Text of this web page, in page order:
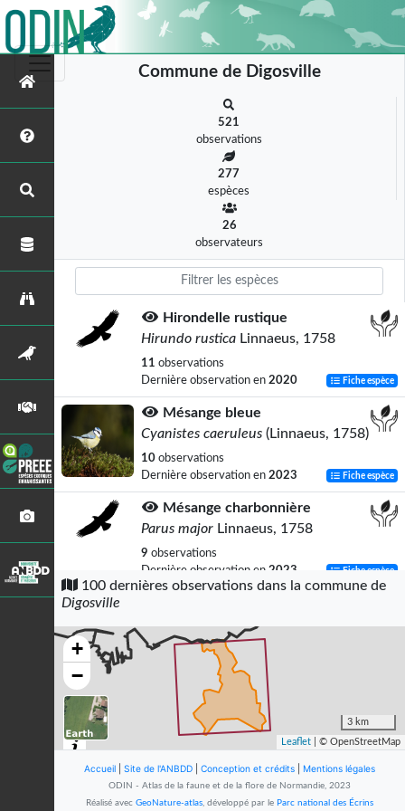
Commune de Digosville
521
observations
277
espèces
26
observateurs
Hirondelle rustique
Hirundo rustica Linnaeus, 1758
11 observations
Dernière observation en 2020 Fiche espèce
Mésange bleue
Cyanistes caeruleus (Linnaeus, 1758)
10 observations
Dernière observation en 2023 Fiche espèce
Mésange charbonnière
Parus major Linnaeus, 1758
9 observations
Dernière observation en 2023 Fiche espèce
Pieris brassicae(Linnaeus, 1758)
7observations
Dernière observation en
Rougegorge familier
Erithacus rubecula
(Linnaeus, 1758)
Pinson des arbres
100 dernières observations dans la commune de
Digosville
+
−
3 km
Leaflet | © OpenStreetMap
Accueil Site de l'ANBDD Conception et crédits Mentions légales
ODIN - Atlas de la faune et de la flore de Normandie, 2023
Réalisé avec GeoNature-atlas, développé par le Parc national des Écrins